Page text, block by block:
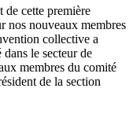
de cette première
nos nouveaux membres
collective a
le secteur de
membres du comité
de la section